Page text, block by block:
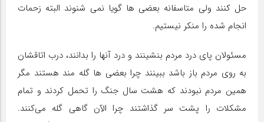
حل کنند ولی متاسفانه بعضی ها گویا نمی شنوند البته زحمات
انجام‌ شده را منکر نیستیم.
مسئولان پای درد مردم بنشینند و درد آنها را بدانند، درب اتاقشان
به روی مردم باز باشد ببینند چرا بعضی ها گله مند هستند مگر
همین مردم نبودند که هشت سال جنگ را تحمل کردند و تمام
مشکلات را پشت سر گذاشتند چرا الآن گاهی گله می‌کنند.